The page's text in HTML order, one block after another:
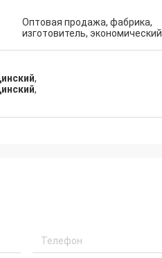
Оптовая продажа, фабрика,
изготовитель, экономический
,
,